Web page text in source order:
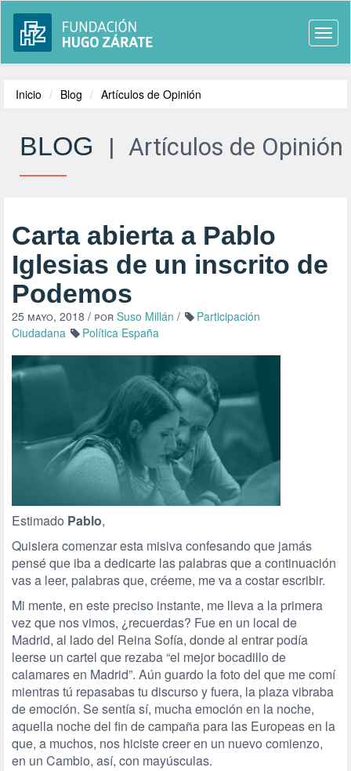
Inicio Blog Artículos de Opinión
BLOG | Artículos de Opinión
Carta abierta a Pablo
Iglesias de un inscrito de
Podemos
25 mayo, 2018 / por Suso Millán /
Participación
Ciudadana
Política España
Estimado Pablo,
Quisiera comenzar esta misiva confesando que jamás
pensé que iba a dedicarte las palabras que a continuación
vas a leer, palabras que, créeme, me va a costar escribir.
Mi mente, en este preciso instante, me lleva a la primera
vez que nos vimos, ¿recuerdas? Fue en un local de
Madrid, al lado del Reina Sofía, donde al entrar podía
leerse un cartel que rezaba “el mejor bocadillo de
calamares en Madrid”. Aún guardo la foto del que me comí
mientras tú repasabas tu discurso y fuera, la plaza vibraba
de emoción. Se sentía sí, mucha emoción en la noche,
aquella noche del fin de campaña para las Europeas en la
que, a muchos, nos hiciste creer en un nuevo comienzo,
en un Cambio, así, con mayúsculas.